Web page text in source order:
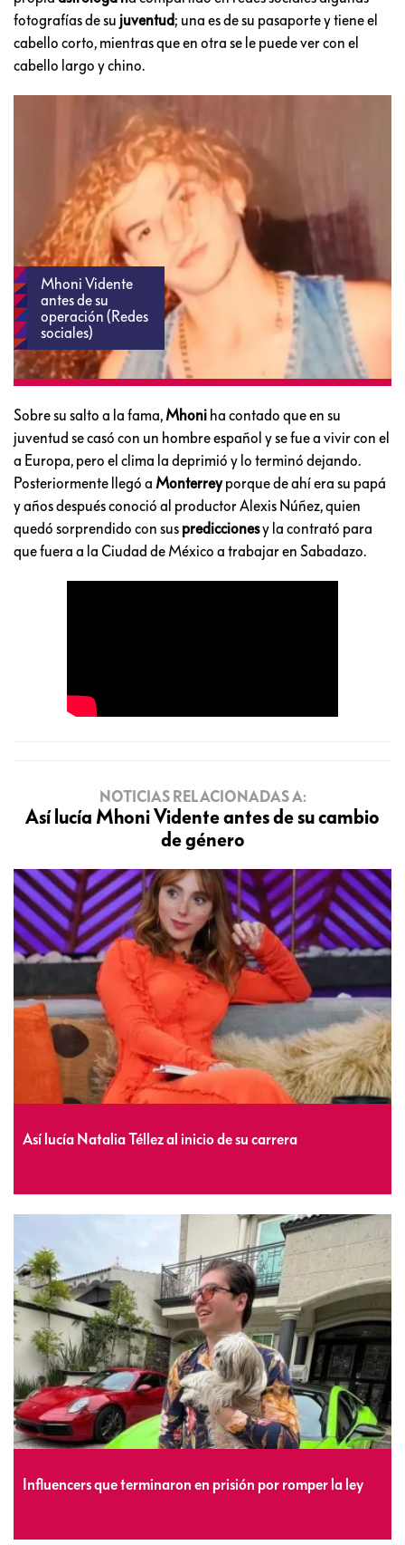
fotografías de su juventud; una es de su pasaporte y tiene el
cabello corto, mientras que en otra se le puede ver con el
cabello largo y chino.
Mhoni Vidente
antes de su
operación (Redes
sociales)
Sobre su salto a la fama, Mhoni ha contado que en su
juventud se casó con un hombre español y se fue a vivir con el
a Europa, pero el clima la deprimió y lo terminó dejando.
Posteriormente llegó a Monterreyporque de ahí era su papá
y años después conoció al productor Alexis Núñez, quien
quedó sorprendido con sus prediccionesy la contrató para
que fuera a la Ciudad de México a trabajar en Sabadazo.
NOTICIAS RELACIONADAS A:
Así lucía Mhoni Vidente antes de su cambio
de género
Así lucía Natalia Téllez al inicio de su carrera
Influencers que terminaron en prisión por romper la ley